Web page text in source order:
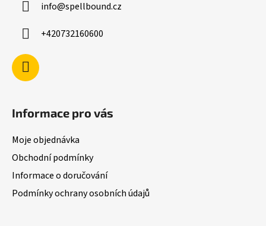
info@spellbound.cz
+420732160600
Informace pro vás
Moje objednávka
Obchodní podmínky
Informace o doručování
Podmínky ochrany osobních údajů